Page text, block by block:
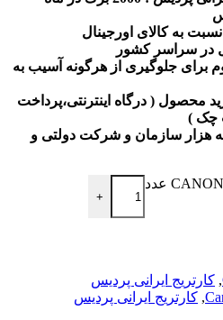
به کالای اورجینال
در سراسر کشور
برای جلوگیری از هرگونه آسیب به
محصول ( درگاه اینترنتی،پرداخت
چک )
هزار سازمان و شرکت دولتی و
+
, کارتریج ایرانی پردیس
, کارتریج ایرانی پردیس